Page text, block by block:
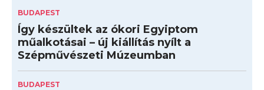
BUDAPEST
Így készültek az ókori Egyiptom
műalkotásai – új kiállítás nyílt a
Szépművészeti Múzeumban
BUDAPEST